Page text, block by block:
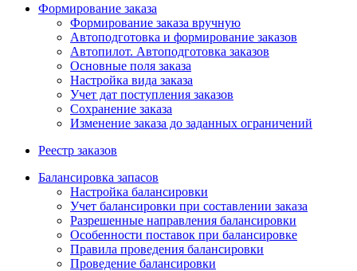
Формирование заказа
Формирование заказа вручную
Автоподготовка и формирование заказов
Автопилот. Автоподготовка заказов
Основные поля заказа
Настройка вида заказа
Учет дат поступления заказов
Сохранение заказа
Изменение заказа до заданных ограничений
Реестр заказов
Балансировка запасов
Настройка балансировки
Учет балансировки при составлении заказа
Разрешенные направления балансировки
Особенности поставок при балансировке
Правила проведения балансировки
Проведение балансировки